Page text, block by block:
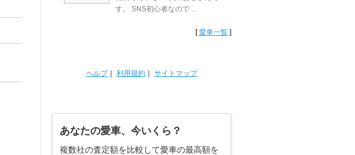
す。 SNS初心者なので ...
[愛車一覧 ]
ヘルプ｜ 利用規約 サイトマップ
あなたの愛車、今いくら？
複数社の査定額を比較して愛車の最高額を